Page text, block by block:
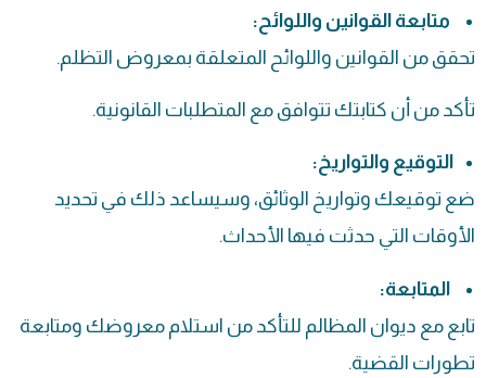
متابعة القوانين واللوائح:
تحقق من القوانين واللوائح المتعلقة بمعروض التظلم.
تأكد من أن كتابتك تتوافق مع المتطلبات القانونية.
التوقيع والتواريخ:
ضع توقيعك وتواريخ الوثائق، وسيساعد ذلك في تحديد
الأوقات التي حدثت فيها الأحداث.
المتابعة:
تابع مع ديوان المظالم للتأكد من استلام معروضك ومتابعة
تطورات القضية.